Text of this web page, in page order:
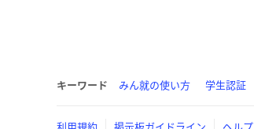
キーワード みん就の使い方 学生認証